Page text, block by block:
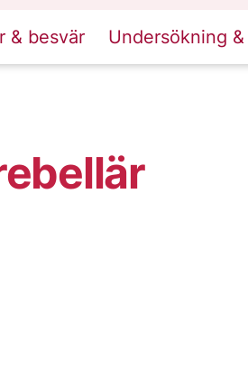
& besvär Undersökning